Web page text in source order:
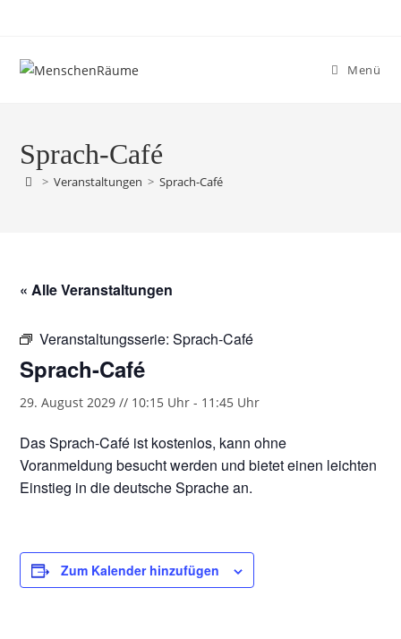
Menü
Sprach-Café
> Veranstaltungen > Sprach-Café
« Alle Veranstaltungen
Veranstaltungsserie:Sprach-Café
Sprach-Café
29. August 2029 // 10:15 Uhr - 11:45 Uhr
Das Sprach-Café ist kostenlos, kann ohne
Voranmeldung besucht werden und bietet einen leichten
Einstieg in die deutsche Sprache an.
Zum Kalender hinzufügen